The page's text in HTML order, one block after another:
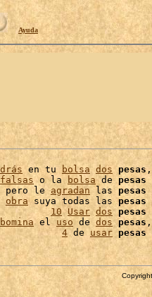
Ayuda
en tu bolsa dos pesas
falsas o la bolsa de pesas
pero le agradan las pesas
obra suya todas las pesas
10 Usar dos pesas
el uso de dos pesas
4 de usar pesas